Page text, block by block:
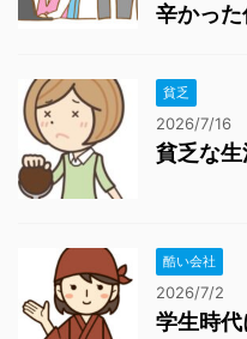
辛かっ
貧乏
2026/7/16
貧乏な生
酷い会社
2026/7/2
学生時